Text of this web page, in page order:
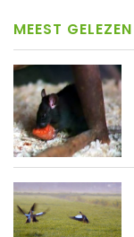
MEEST GELEZEN